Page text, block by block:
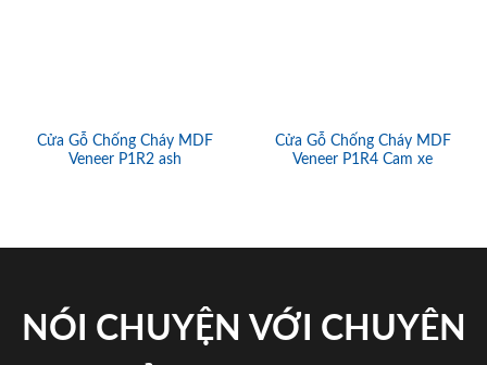
Cửa Gỗ Chống Cháy MDF
Veneer P1R2 ash
Cửa Gỗ Chống Cháy MDF
Veneer P1R4 Cam xe
NÓI CHUYỆN VỚI CHUYÊN